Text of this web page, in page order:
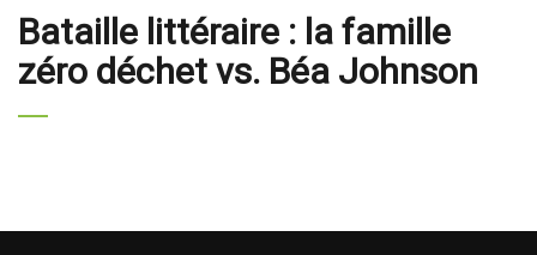
Bataille littéraire : la famille
zéro déchet vs. Béa Johnson